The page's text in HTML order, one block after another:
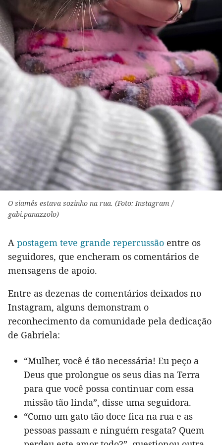
O siamês estava sozinho na rua. (Foto: Instagram /
gabi.panazzolo)
A postagem teve grande repercussão entre os
seguidores, que encheram os comentários de
mensagens de apoio.
Entre as dezenas de comentários deixados no
Instagram, alguns demonstram o
reconhecimento da comunidade pela dedicação
de Gabriela:
“Mulher, você é tão necessária! Eu peço a
Deus que prolongue os seus dias na Terra
para que você possa continuar com essa
missão tão linda”, disse uma seguidora.
“Como um gato tão doce fica na rua e as
pessoas passam e ninguém resgata? Quem